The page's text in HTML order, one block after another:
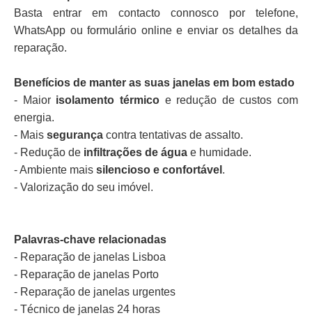
Basta entrar em contacto connosco por telefone,
WhatsApp ou formulário online e enviar os detalhes da
reparação.
Benefícios de manter as suas janelas em bom estado
- Maior isolamento térmicoe redução de custos com
energia.
- Mais segurança contra tentativas de assalto.
- Redução de infiltrações de água e humidade.
- Ambiente mais silencioso e confortável .
- Valorização do seu imóvel.
Palavras-chave relacionadas
- Reparação de janelas Lisboa
- Reparação de janelas Porto
- Reparação de janelas urgentes
- Técnico de janelas 24 horas